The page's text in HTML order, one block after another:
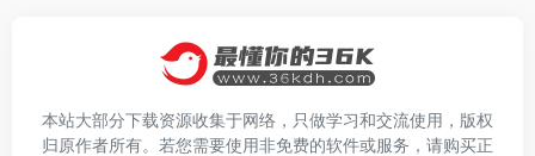
本站大部分下载资源收集于网络，只做学习和交流使用，版权
归原作者所有。若您需要使用非免费的软件或服务，请购买正